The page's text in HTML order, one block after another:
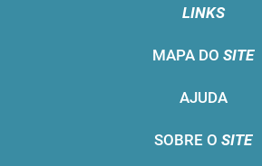
LINKS
MAPA DO SITE
AJUDA
SOBRE O SITE